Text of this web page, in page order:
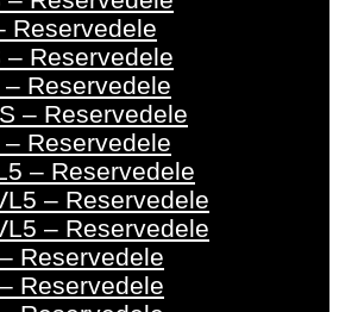
Reservedele
– Reservedele
Reservedele
– Reservedele
Reservedele
– Reservedele
– Reservedele
– Reservedele
Reservedele
Reservedele